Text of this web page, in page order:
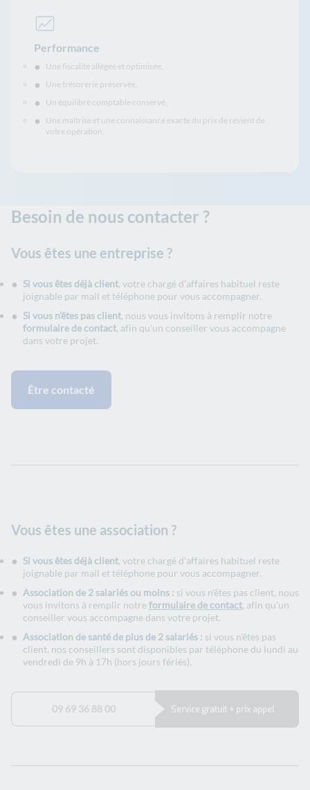
Performance
Une fiscalité allégée et optimisée,
Une trésorerie préservée,
Un équilibre comptable conservé,
Une maîtrise et une connaissance exacte du prix de revient de
votre opération.
Besoin de nous contacter ?
Vous êtes une entreprise ?
Si vous êtes déjà client, votre chargé d'affaires habituel reste
joignable par mail et téléphone pour vous accompagner.
Si vous n’êtes pas client, nous vous invitons à remplir notre
formulaire de contact, afin qu'un conseiller vous accompagne
dans votre projet.
Être contacté
Vous êtes une association ?
Si vous êtes déjà client, votre chargé d'affaires habituel reste
joignable par mail et téléphone pour vous accompagner.
Association de 2 salariés ou moins : si vous n'êtes pas client, nous
vous invitons à remplir notreformulaire de contact, afin qu'un
conseiller vous accompagne dans votre projet.
Association de santé de plus de 2 salariés : si vous n'êtes pas
client, nos conseillers sont disponibles par téléphone du lundi au
vendredi de 9h à 17h (hors jours fériés).
09 69 36 88 00 Service gratuit + prix appel